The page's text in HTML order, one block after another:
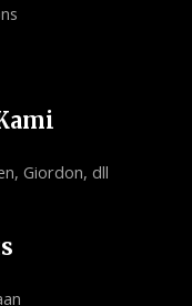
Giordon, dll